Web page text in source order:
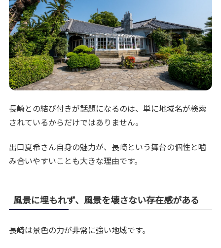
長崎との結び付きが話題になるのは、単に地域名が検索
されているからだけではありません。
出口夏希さん自身の魅力が、長崎という舞台の個性と噛
み合いやすいことも大きな理由です。
風景に埋もれず、風景を壊さない存在感がある
長崎は景色の力が非常に強い地域です。